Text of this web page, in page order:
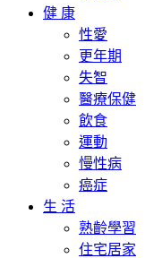
健 康
性愛
更年期
失智
醫療保健
飲食
運動
慢性病
癌症
生 活
熟齡學習
住宅居家